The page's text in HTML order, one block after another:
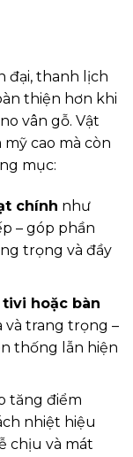
đại, thanh lịch
thiện hơn khi
vân gỗ. Vật
cao mà còn
mục:
chính như
– góp phần
trọng và đầy
hoặc bàn
và trang trọng –
thống lẫn hiện
tăng điểm
nhiệt hiệu
chịu và mát